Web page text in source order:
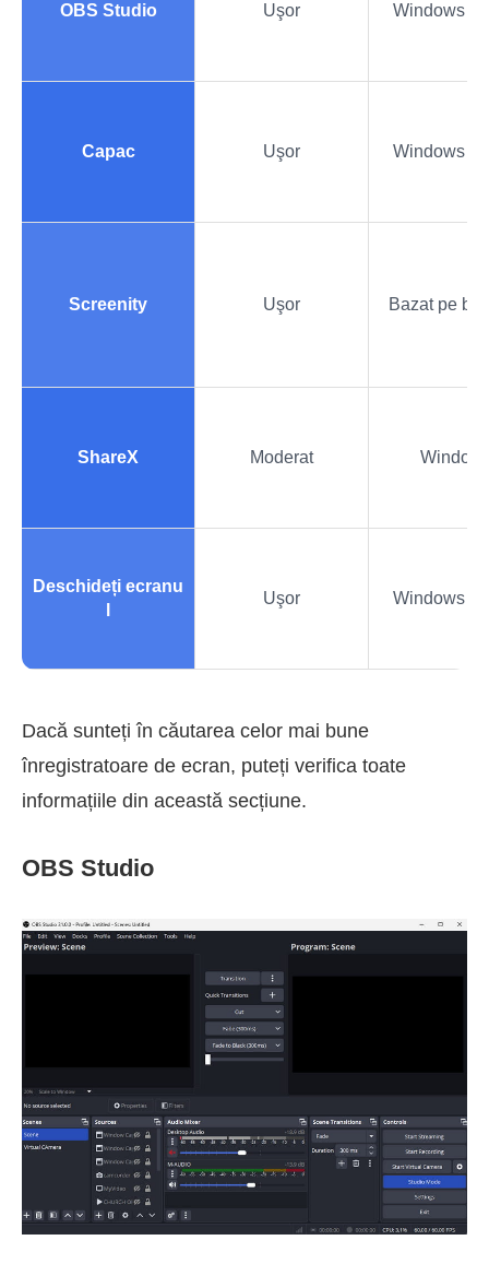
OBS Studio Uşor Windows și
Capac Uşor Windows și
Screenity Uşor Bazat pe
ShareX Moderat
Deschideți ecranu
Uşor Windows și
Dacă sunteți în căutarea celor mai bune
înregistratoare de ecran, puteți verifica toate
informațiile din această secțiune.
OBS Studio